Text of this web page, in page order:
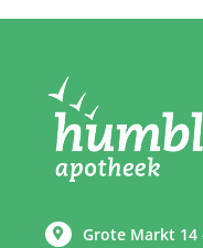
Grote Markt 14